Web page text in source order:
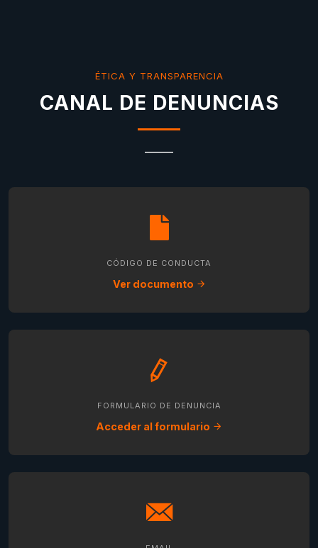
ÉTICA Y TRANSPARENCIA
CANAL DE DENUNCIAS
CÓDIGO DE CONDUCTA
Ver documento
FORMULARIO DE DENUNCIA
Acceder al formulario